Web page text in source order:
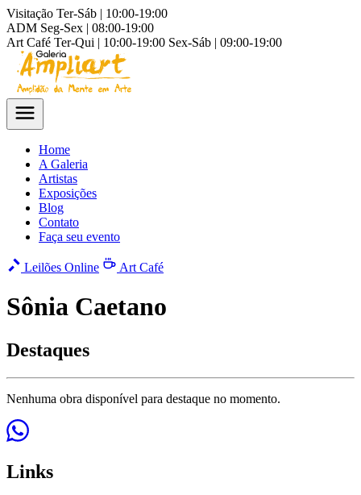
Visitação Ter-Sáb | 10:00-19:00
ADM Seg-Sex | 08:00-19:00
Art Café Ter-Qui | 10:00-19:00 Sex-Sáb | 09:00-19:00
Home
A Galeria
Artistas
Exposições
Blog
Contato
Faça seu evento
Leilões Online Art Café
Sônia Caetano
Destaques
Nenhuma obra disponível para destaque no momento.
Links